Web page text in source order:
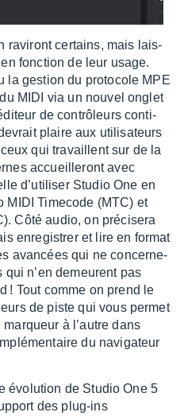
ravi­ront certains, mais lais­
fonc­tion de leur usage.
la gestion du proto­cole MPE
MIDI via un nouvel onglet
de contrô­leurs conti­
plaire aux utili­sa­teurs
qui travaillent sur de la
accueille­ront avec
d’uti­li­ser Studio One en
MIDI Time­code (MTC) et
Côté audio, on préci­sera
enre­gis­trer et lire en format
avan­cées qui ne concer­ne­
n’en demeurent pas
! Tout comme on prend le
de piste qui vous permet
à l’autre dans
du navi­ga­teur
évolu­tion de Studio One 5
des plug-ins